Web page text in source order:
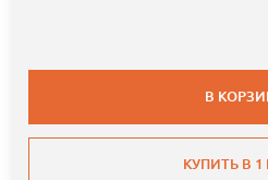
В
КУПИТЬ В